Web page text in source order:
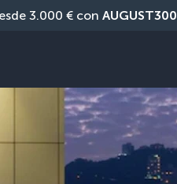
3.000 € con AUGUST300